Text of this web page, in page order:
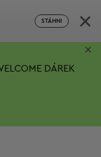
STÁHNI ×
DÁREK
×